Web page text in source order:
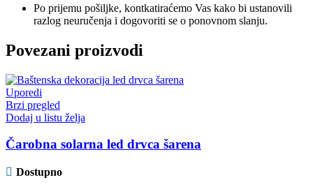
Po prijemu pošiljke, kontkatiraćemo Vas kako bi ustanovili
razlog neuručenja i dogovoriti se o ponovnom slanju.
Povezani proizvodi
Uporedi
Brzi pregled
Dodaj u listu želja
Čarobna solarna led drvca šarena
Dostupno